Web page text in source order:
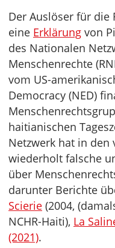
Der Auslöser für die
eine Erklärung von
des Nationalen
Menschenrechte
vom US-
Democracy (NED)
haitianischen
Netzwerk hat in den
wiederholt falsche
über
darunter Berichte
Scierie (2004,
NCHR-Haiti), La
(2021).